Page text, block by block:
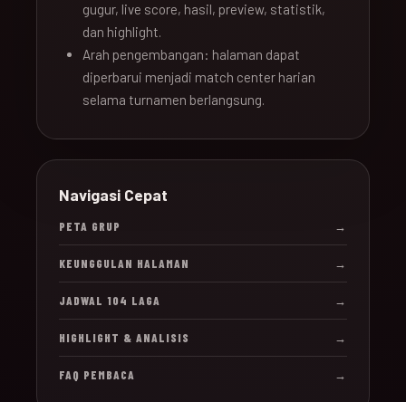
gugur, live score, hasil, preview, statistik,
dan highlight.
Arah pengembangan: halaman dapat
diperbarui menjadi match center harian
selama turnamen berlangsung.
Navigasi Cepat
PETA GRUP →
KEUNGGULAN HALAMAN →
JADWAL 104 LAGA →
HIGHLIGHT & ANALISIS →
FAQ PEMBACA →